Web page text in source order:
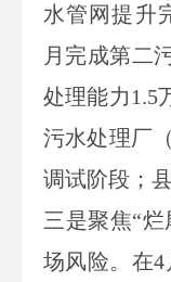
水管网提升
月完成第二
处理能力 1.5
污水处理厂
调试阶段；
三是聚焦“
场风险。在4